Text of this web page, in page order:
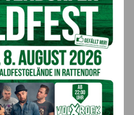
8694
sagen
Danke, danke danke !!!,
Gönnern und Fans ein gesegnetes
sportliches, erfolgreiches